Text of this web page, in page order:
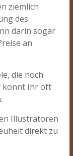
ziemlich
des
darin sogar
an
die noch
könnt Ihr oft
Illustratoren
direkt zu